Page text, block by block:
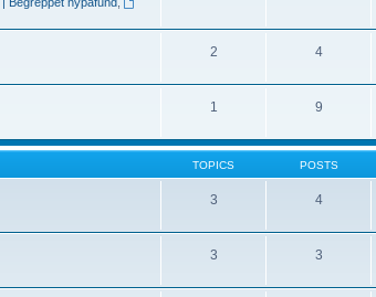
2 4
1 9
TOPICS POSTS
3 4
3 3